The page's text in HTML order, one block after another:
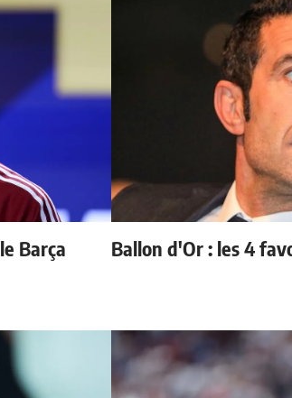
Barça Ballon d'Or : les 4